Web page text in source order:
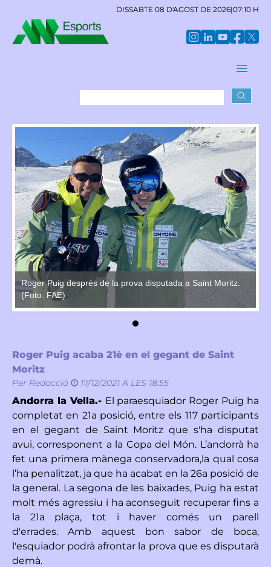
DISSABTE 08 D'AGOST DE 2026|07:10 H
Roger Puig després de la prova disputada a Saint Moritz.
(Foto: FAE)
Roger Puig acaba 21è en el gegant de Saint
Moritz
Per Redacció 17/12/2021 A LES 18:55
Andorra la Vella.- El paraesquiador Roger Puig ha
completat en 21a posició, entre els 117 participants
en el gegant de Saint Moritz que s'ha disputat
avui, corresponent a la Copa del Món. L’andorrà ha
fet una primera mànega conservadora,la qual cosa
l’ha penalitzat, ja que ha acabat en la 26a posició de
la general. La segona de les baixades, Puig ha estat
molt més agressiu i ha aconseguit recuperar fins a
la 21a plaça, tot i haver comés un parell
d'errades. Amb aquest bon sabor de boca,
l'esquiador podrà afrontar la prova que es disputarà
demà.